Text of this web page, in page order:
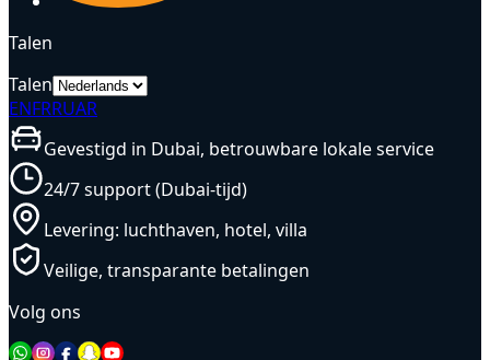
Talen
Talen
ENFRRUAR
Gevestigd in Dubai, betrouwbare lokale service
24/7 support (Dubai-tijd)
Levering: luchthaven, hotel, villa
Veilige, transparante betalingen
Volg ons